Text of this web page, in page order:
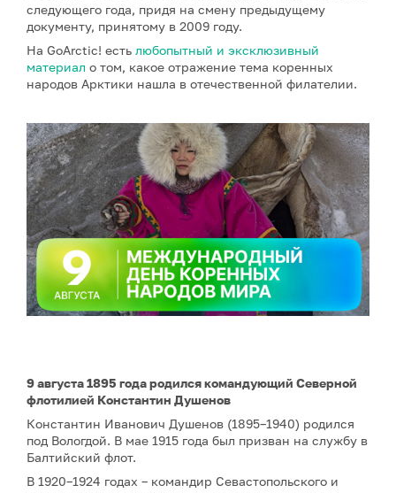
следующего года, придя на смену предыдущему
документу, принятому в 2009 году.
На GoArctic! есть любопытный и эксклюзивный
материал о том, какое отражение тема коренных
народов Арктики нашла в отечественной филателии.
9 августа 1895 года родился командующий Северной
флотилией Константин Душенов
Константин Иванович Душенов (1895–1940) родился
под Вологдой. В мае 1915 года был призван на службу в
Балтийский флот.
В 1920–1924 годах – командир Севастопольского и